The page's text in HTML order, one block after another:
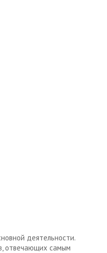
деятельности.
отвечающих самым